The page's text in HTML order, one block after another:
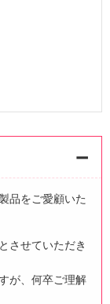
品をご愛顧いた
させていただき
が、何卒ご理解